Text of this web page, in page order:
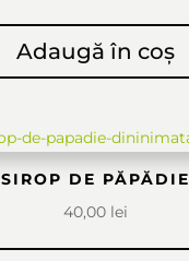
Adaugă în coș
SIROP DE PĂPĂDIE
40,00 lei